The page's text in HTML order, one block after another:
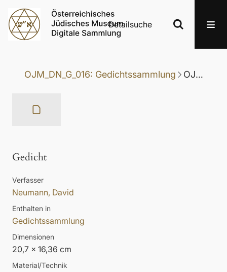
Detailsuche
OJM_DN_G_016: Gedichtssammlung OJM_DN_G_016-023: Gedicht
Gedicht
Verfasser
Neumann, David
Enthalten in
Gedichtssammlung
Dimensionen
20,7 x 16,36 cm
Material/Technik